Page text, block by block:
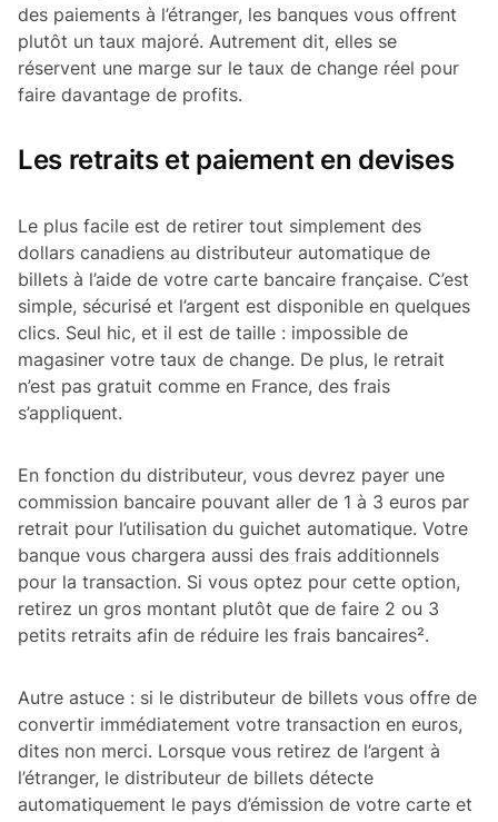
des paiements à l’étranger, les banques vous offrent
plutôt un taux majoré. Autrement dit, elles se
réservent une marge sur le taux de change réel pour
faire davantage de profits.
Les retraits et paiement en devises
Le plus facile est de retirer tout simplement des
dollars canadiens au distributeur automatique de
billets à l’aide de votre carte bancaire française. C’est
simple, sécurisé et l’argent est disponible en quelques
clics. Seul hic, et il est de taille : impossible de
magasiner votre taux de change. De plus, le retrait
n’est pas gratuit comme en France, des frais
s’appliquent.
En fonction du distributeur, vous devrez payer une
commission bancaire pouvant aller de 1 à 3 euros par
retrait pour l’utilisation du guichet automatique. Votre
banque vous chargera aussi des frais additionnels
pour la transaction. Si vous optez pour cette option,
retirez un gros montant plutôt que de faire 2 ou 3
petits retraits afin de réduire les frais bancaires².
Autre astuce : si le distributeur de billets vous offre de
convertir immédiatement votre transaction en euros,
dites non merci. Lorsque vous retirez de l’argent à
l’étranger, le distributeur de billets détecte
automatiquement le pays d’émission de votre carte et